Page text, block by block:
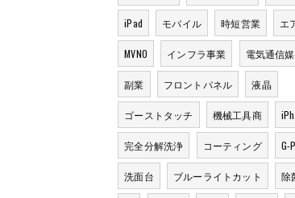
iPad モバイル 時短営業 エ
MVNO インフラ事業 電気通信
副業 フロントパネル 液晶
ゴーストタッチ 機械工具商
完全分解洗浄 コーティング G-
洗面台 ブルーライトカット 除